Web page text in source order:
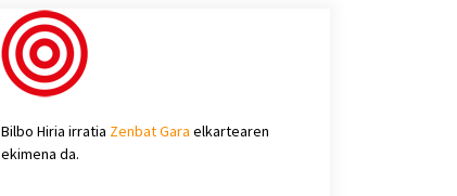
Bilbo Hiria irratia Zenbat Gara elkartearen
ekimena da.